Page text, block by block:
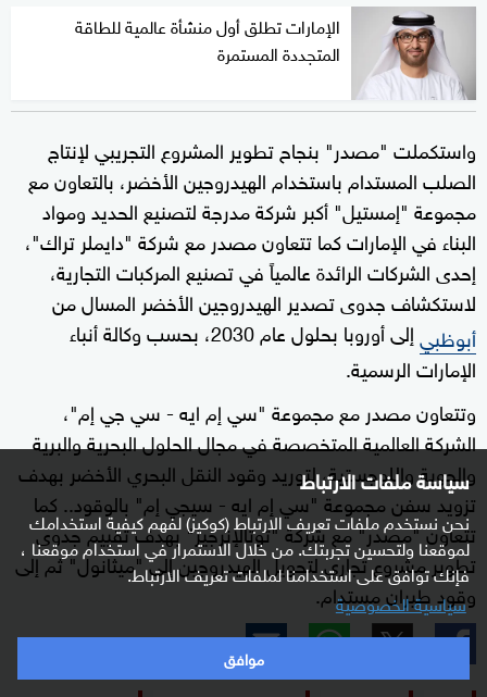
سياسة ملفات الارتباط
نحن نستخدم ملفات تعريف الارتباط (كوكيز) لفهم كيفية استخدامك
لموقعنا ولتحسين تجربتك. من خلال الاستمرار في استخدام موقعنا ،
فإنك توافق على استخدامنا لملفات تعريف الارتباط.
سياسية الخصوصية
موافق
الإمارات تطلق أول منشأة عالمية للطاقة
المتجددة المستمرة
واستكملت "مصدر" بنجاح تطوير المشروع التجريبي لإنتاج
الصلب المستدام باستخدام الهيدروجين الأخضر، بالتعاون مع
مجموعة "إمستيل" أكبر شركة مدرجة لتصنيع الحديد ومواد
البناء في الإمارات كما تتعاون مصدر مع شركة "دايملر تراك"،
إحدى الشركات الرائدة عالمياً في تصنيع المركبات التجارية،
لاستكشاف جدوى تصدير الهيدروجين الأخضر المسال من
أبوظبي
إلى أوروبا بحلول عام 2030، بحسب وكالة أنباء
الإمارات الرسمية.
وتتعاون مصدر مع مجموعة "سي إم ايه - سي جي إم"،
الشركة العالمية المتخصصة في مجال الحلول البحرية والبرية
والجوية واللوجستية، لتوريد وقود النقل البحري الأخضر بهدف
تزويد سفن مجموعة "سي إم ايه - سيجي إم" بالوقود.. كما
تتعاون "مصدر" مع شركة "توتالإنرجيز" بهدف تقييم جدوى
تطوير مشروع تجاري لتحويل الهيدروجين إلى "ميثانول" ثم إلى
وقود طيران مستدام.